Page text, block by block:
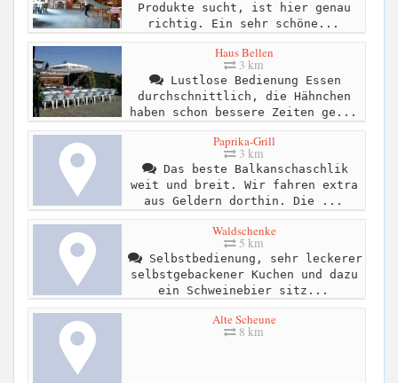
Produkte sucht, ist hier genau
richtig. Ein sehr schöne...
Haus Bellen
3 km
Lustlose Bedienung Essen
durchschnittlich, die Hähnchen
haben schon bessere Zeiten ge...
Paprika-Grill
3 km
Das beste Balkanschaschlik
weit und breit. Wir fahren extra
aus Geldern dorthin. Die ...
Waldschenke
5 km
Selbstbedienung, sehr leckerer
selbstgebackener Kuchen und dazu
ein Schweinebier sitz...
Alte Scheune
8 km